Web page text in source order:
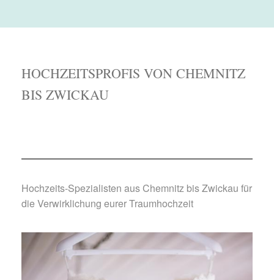
HOCHZEITSPROFIS VON CHEMNITZ
BIS ZWICKAU
Hochzeits-Spezialisten aus Chemnitz bis Zwickau für
die Verwirklichung eurer Traumhochzeit